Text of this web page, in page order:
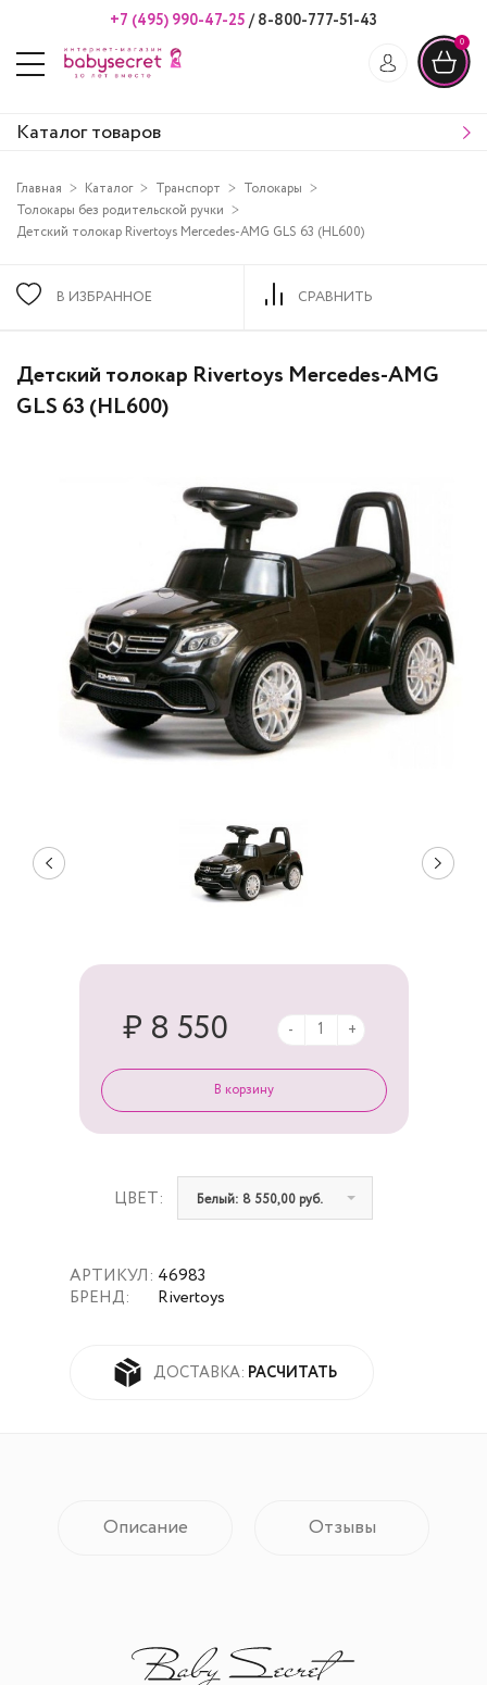
+7 (495) 990-47-25 /8-800-777-51-43
0
Каталог товаров
Главная Каталог Транспорт
Толокары
Толокары без родительской ручки
Детский толокар Rivertoys Mercedes-AMG GLS 63 (HL600)
В ИЗБРАННОЕ СРАВНИТЬ
Детский толокар Rivertoys Mercedes-AMG
GLS 63 (HL600)
АРТИКУЛ:
БРЕНД:
46983
Rivertoys
ДОСТАВКА: РАСЧИТАТЬ
ЦВЕТ: Белый: 8 550,00 руб.
₽ 8 550 - +
Описание Отзывы